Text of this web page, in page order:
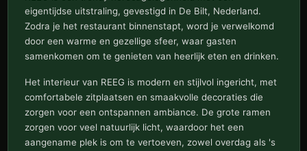
eigentijdse uitstraling, gevestigd in De Bilt, Nederland.
Zodra je het restaurant binnenstapt, word je verwelkomd
door een warme en gezellige sfeer, waar gasten
samenkomen om te genieten van heerlijk eten en drinken.
Het interieur van REEG is modern en stijlvol ingericht, met
comfortabele zitplaatsen en smaakvolle decoraties die
zorgen voor een ontspannen ambiance. De grote ramen
zorgen voor veel natuurlijk licht, waardoor het een
aangename plek is om te vertoeven, zowel overdag als 's